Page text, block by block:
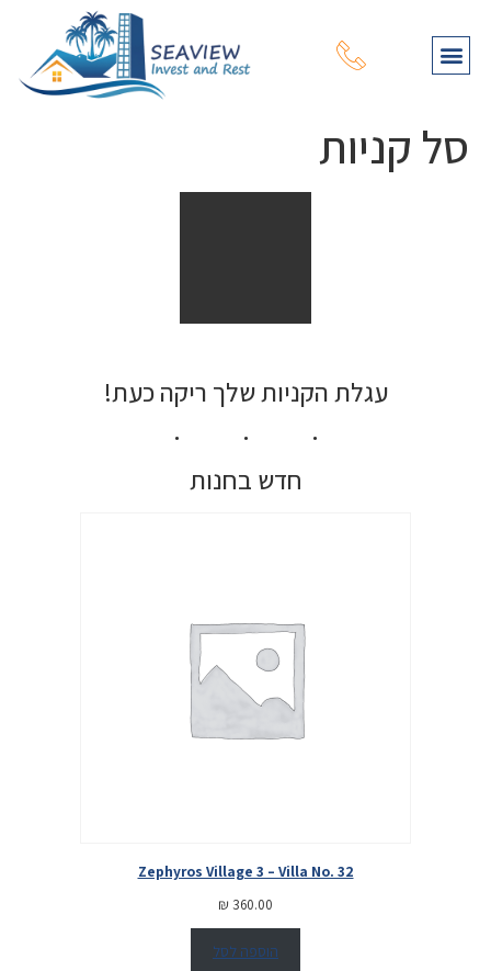
סל קניות
עגלת הקניות שלך ריקה כעת!
חדש בחנות
Zephyros Village 3 – Villa No. 32
360.00
₪
הוספה לסל